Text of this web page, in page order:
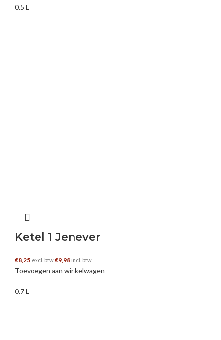
0.5 L
Ketel 1 Jenever
€8,25 excl. btw€9,98 incl. btw
Toevoegen aan winkelwagen
0.7 L